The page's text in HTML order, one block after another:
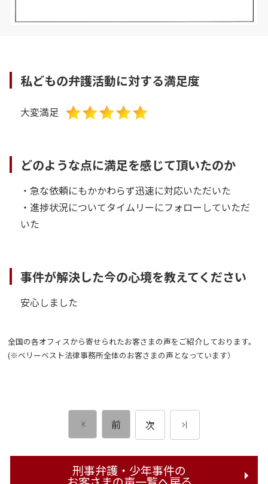
私どもの弁護活動に対する満足度
大変満足
どのような点に満足を感じて頂いたのか
・急な依頼にもかかわらず迅速に対応いただいた
・進捗状況についてタイムリーにフォローしていただ
いた
事件が解決した今の心境を教えてください
安心しました
全国の各オフィスから寄せられたお客さまの声をご紹介しております。
(※ベリーベスト法律事務所全体のお客さまの声となっています）
前 次
刑事弁護・少年事件の